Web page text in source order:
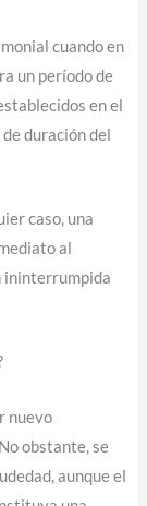
cuando en
un período de
en el
duración del
caso, una
al
ininterrumpida
nuevo
obstante, se
aunque el